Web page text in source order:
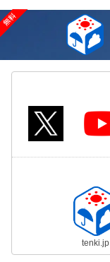
tenki.jp